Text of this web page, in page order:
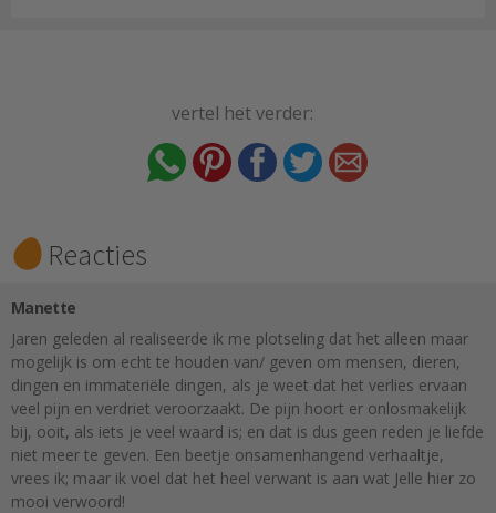
vertel het verder:
Reacties
Manette
Jaren geleden al realiseerde ik me plotseling dat het alleen maar
mogelijk is om echt te houden van/ geven om mensen, dieren,
dingen en immateriële dingen, als je weet dat het verlies ervaan
veel pijn en verdriet veroorzaakt. De pijn hoort er onlosmakelijk
bij, ooit, als iets je veel waard is; en dat is dus geen reden je liefde
niet meer te geven. Een beetje onsamenhangend verhaaltje,
vrees ik; maar ik voel dat het heel verwant is aan wat Jelle hier zo
mooi verwoord!